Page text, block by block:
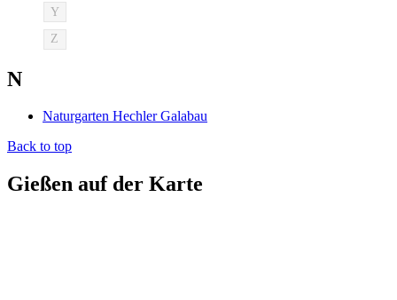
Y
Z
N
Naturgarten Hechler Galabau
Back to top
Gießen auf der Karte